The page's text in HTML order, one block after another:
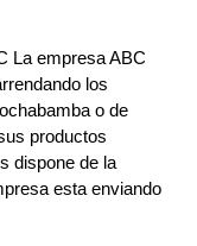
La empresa ABC
los
o de
productos
dispone de la
esta enviando